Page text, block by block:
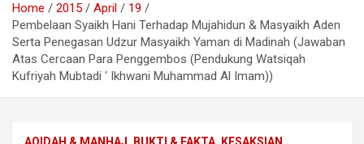
Home 2015 April
19
Pembelaan Syaikh Hani Terhadap Mujahidun & Masyaikh Aden
Serta Penegasan Udzur Masyaikh Yaman di Madinah (Jawaban
Atas Cercaan Para Penggembos (Pendukung Watsiqah
Kufriyah Mubtadi ‘ Ikhwani Muhammad Al Imam))